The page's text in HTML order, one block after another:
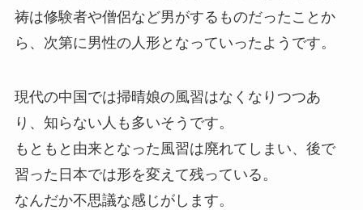
祷は修験者や僧侶など男がするものだったことか
ら、次第に男性の人形となっていったようです。
現代の中国では掃晴娘の風習はなくなりつつあ
り、知らない人も多いそうです。
もともと由来となった風習は廃れてしまい、後で
習った日本では形を変えて残っている。
なんだか不思議な感じがします。